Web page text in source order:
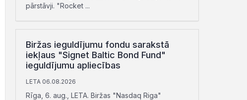
pārstāvji. "Rocket ...
Biržas ieguldījumu fondu sarakstā
iekļaus "Signet Baltic Bond Fund"
ieguldījumu apliecības
LETA 06.08.2026
Rīga, 6. aug., LETA. Biržas "Nasdaq Riga"